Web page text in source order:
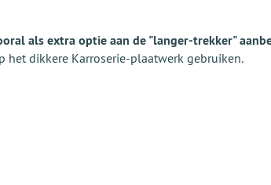
als extra optie aan de "langer-trekker"
het dikkere Karroserie-plaatwerk gebruiken.